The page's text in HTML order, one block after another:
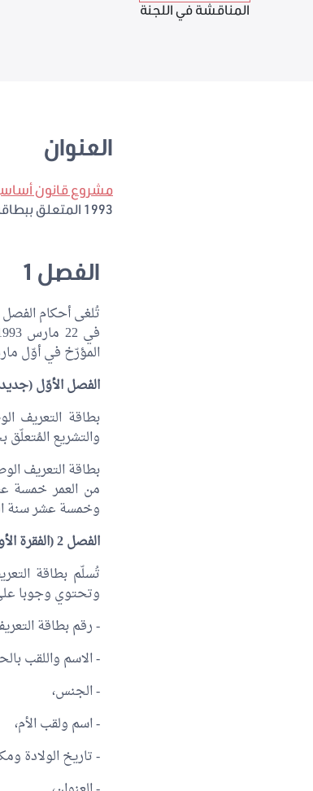
المناقشة في اللجنة
العنوان
مشروع قانون أساسي عدد
1993 المتعلق ببطاقة التعريف الوطنية
الفصل 1
المؤرّخ في أوّل مارس 1999، وتُعوّض بالأحكام
الفصل الأوّل
بطاقة التعريف
والتشريع
بطاقة التعريف
من العمر خمسة
وخمسة عشر سنة
الفصل 2 (الفقرة الأولى جديدة):
تُسلّم بطاقة
وتحتوي وجوبا
- رقم بطاقة
- الاسم واللقب
- الجنس،
- اسم ولقب الأم،
- تاريخ الولادة